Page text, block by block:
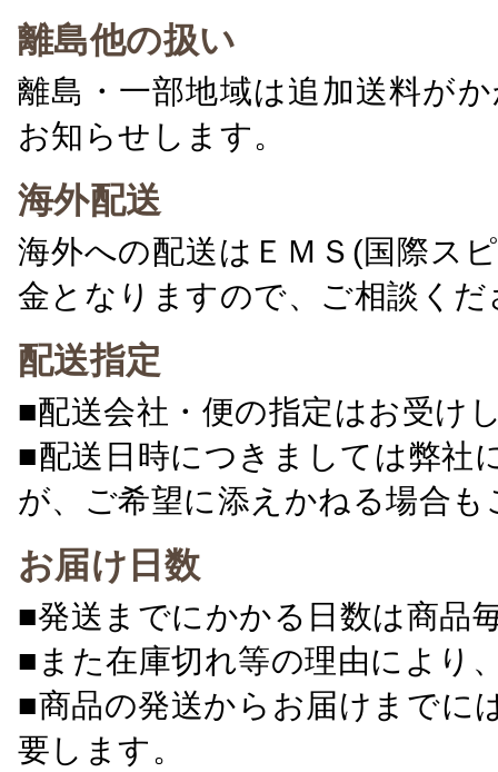
離島他の扱い
離島・一部地域は追加送料が
お知らせします。
海外配送
海外への配送はＥＭＳ(国際ス
金となりますので、ご相談くだ
配送指定
■配送会社・便の指定はお受け
■配送日時につきましては弊社
が、ご希望に添えかねる場合
お届け日数
■発送までにかかる日数は商品
■また在庫切れ等の理由により
■商品の発送からお届けまでに
要します。